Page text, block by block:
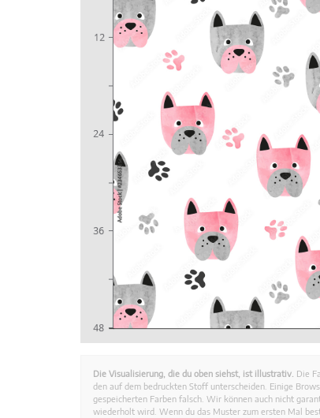
Die Visualisierung, die du oben siehst, ist illustrativ. Die
den auf dem bedruckten Stoff unterscheiden. Einige
gespeicherten Farben falsch. Wir können auch nicht
wiederholt wird. Wenn du das Muster zum ersten Mal